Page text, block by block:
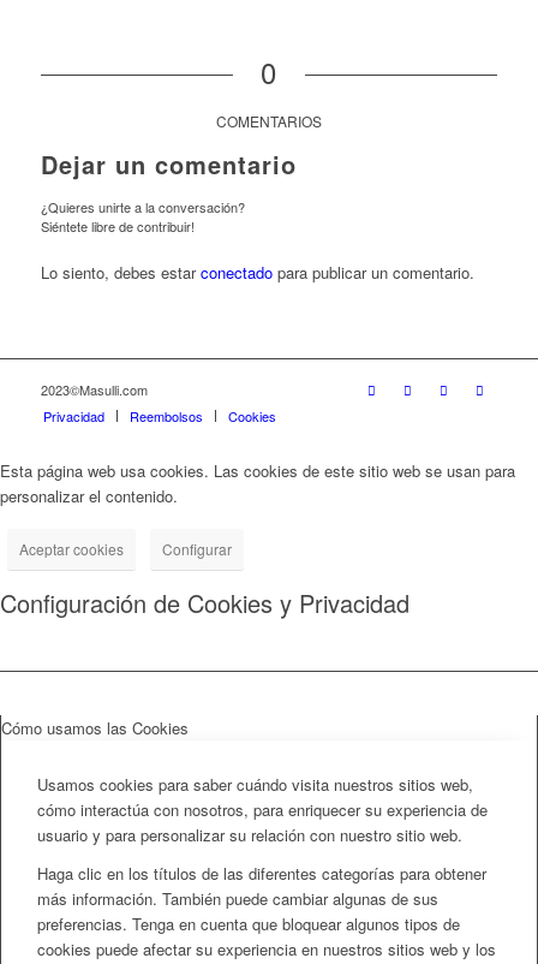
0
COMENTARIOS
Dejar un comentario
¿Quieres unirte a la conversación?
Siéntete libre de contribuir!
Lo siento, debes estarconectadopara publicar un comentario.
2023©Masulli.com
Privacidad
Reembolsos Cookies
Esta página web usa cookies. Las cookies de este sitio web se usan para
personalizar el contenido.
Aceptar cookies Configurar
Configuración de Cookies y Privacidad
Cómo usamos las Cookies
Usamos cookies para saber cuándo visita nuestros sitios web,
cómo interactúa con nosotros, para enriquecer su experiencia de
usuario y para personalizar su relación con nuestro sitio web.
Haga clic en los títulos de las diferentes categorías para obtener
más información. También puede cambiar algunas de sus
preferencias. Tenga en cuenta que bloquear algunos tipos de
cookies puede afectar su experiencia en nuestros sitios web y los